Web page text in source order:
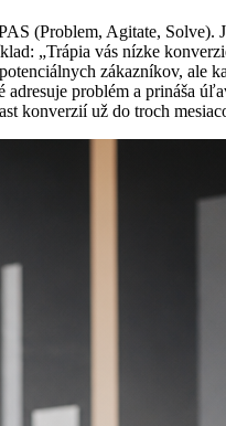
(Problem, Agitate,
„Trápia vás nízke
zákazníkov, ale
adresuje problém a prináša
konverzií už do troch